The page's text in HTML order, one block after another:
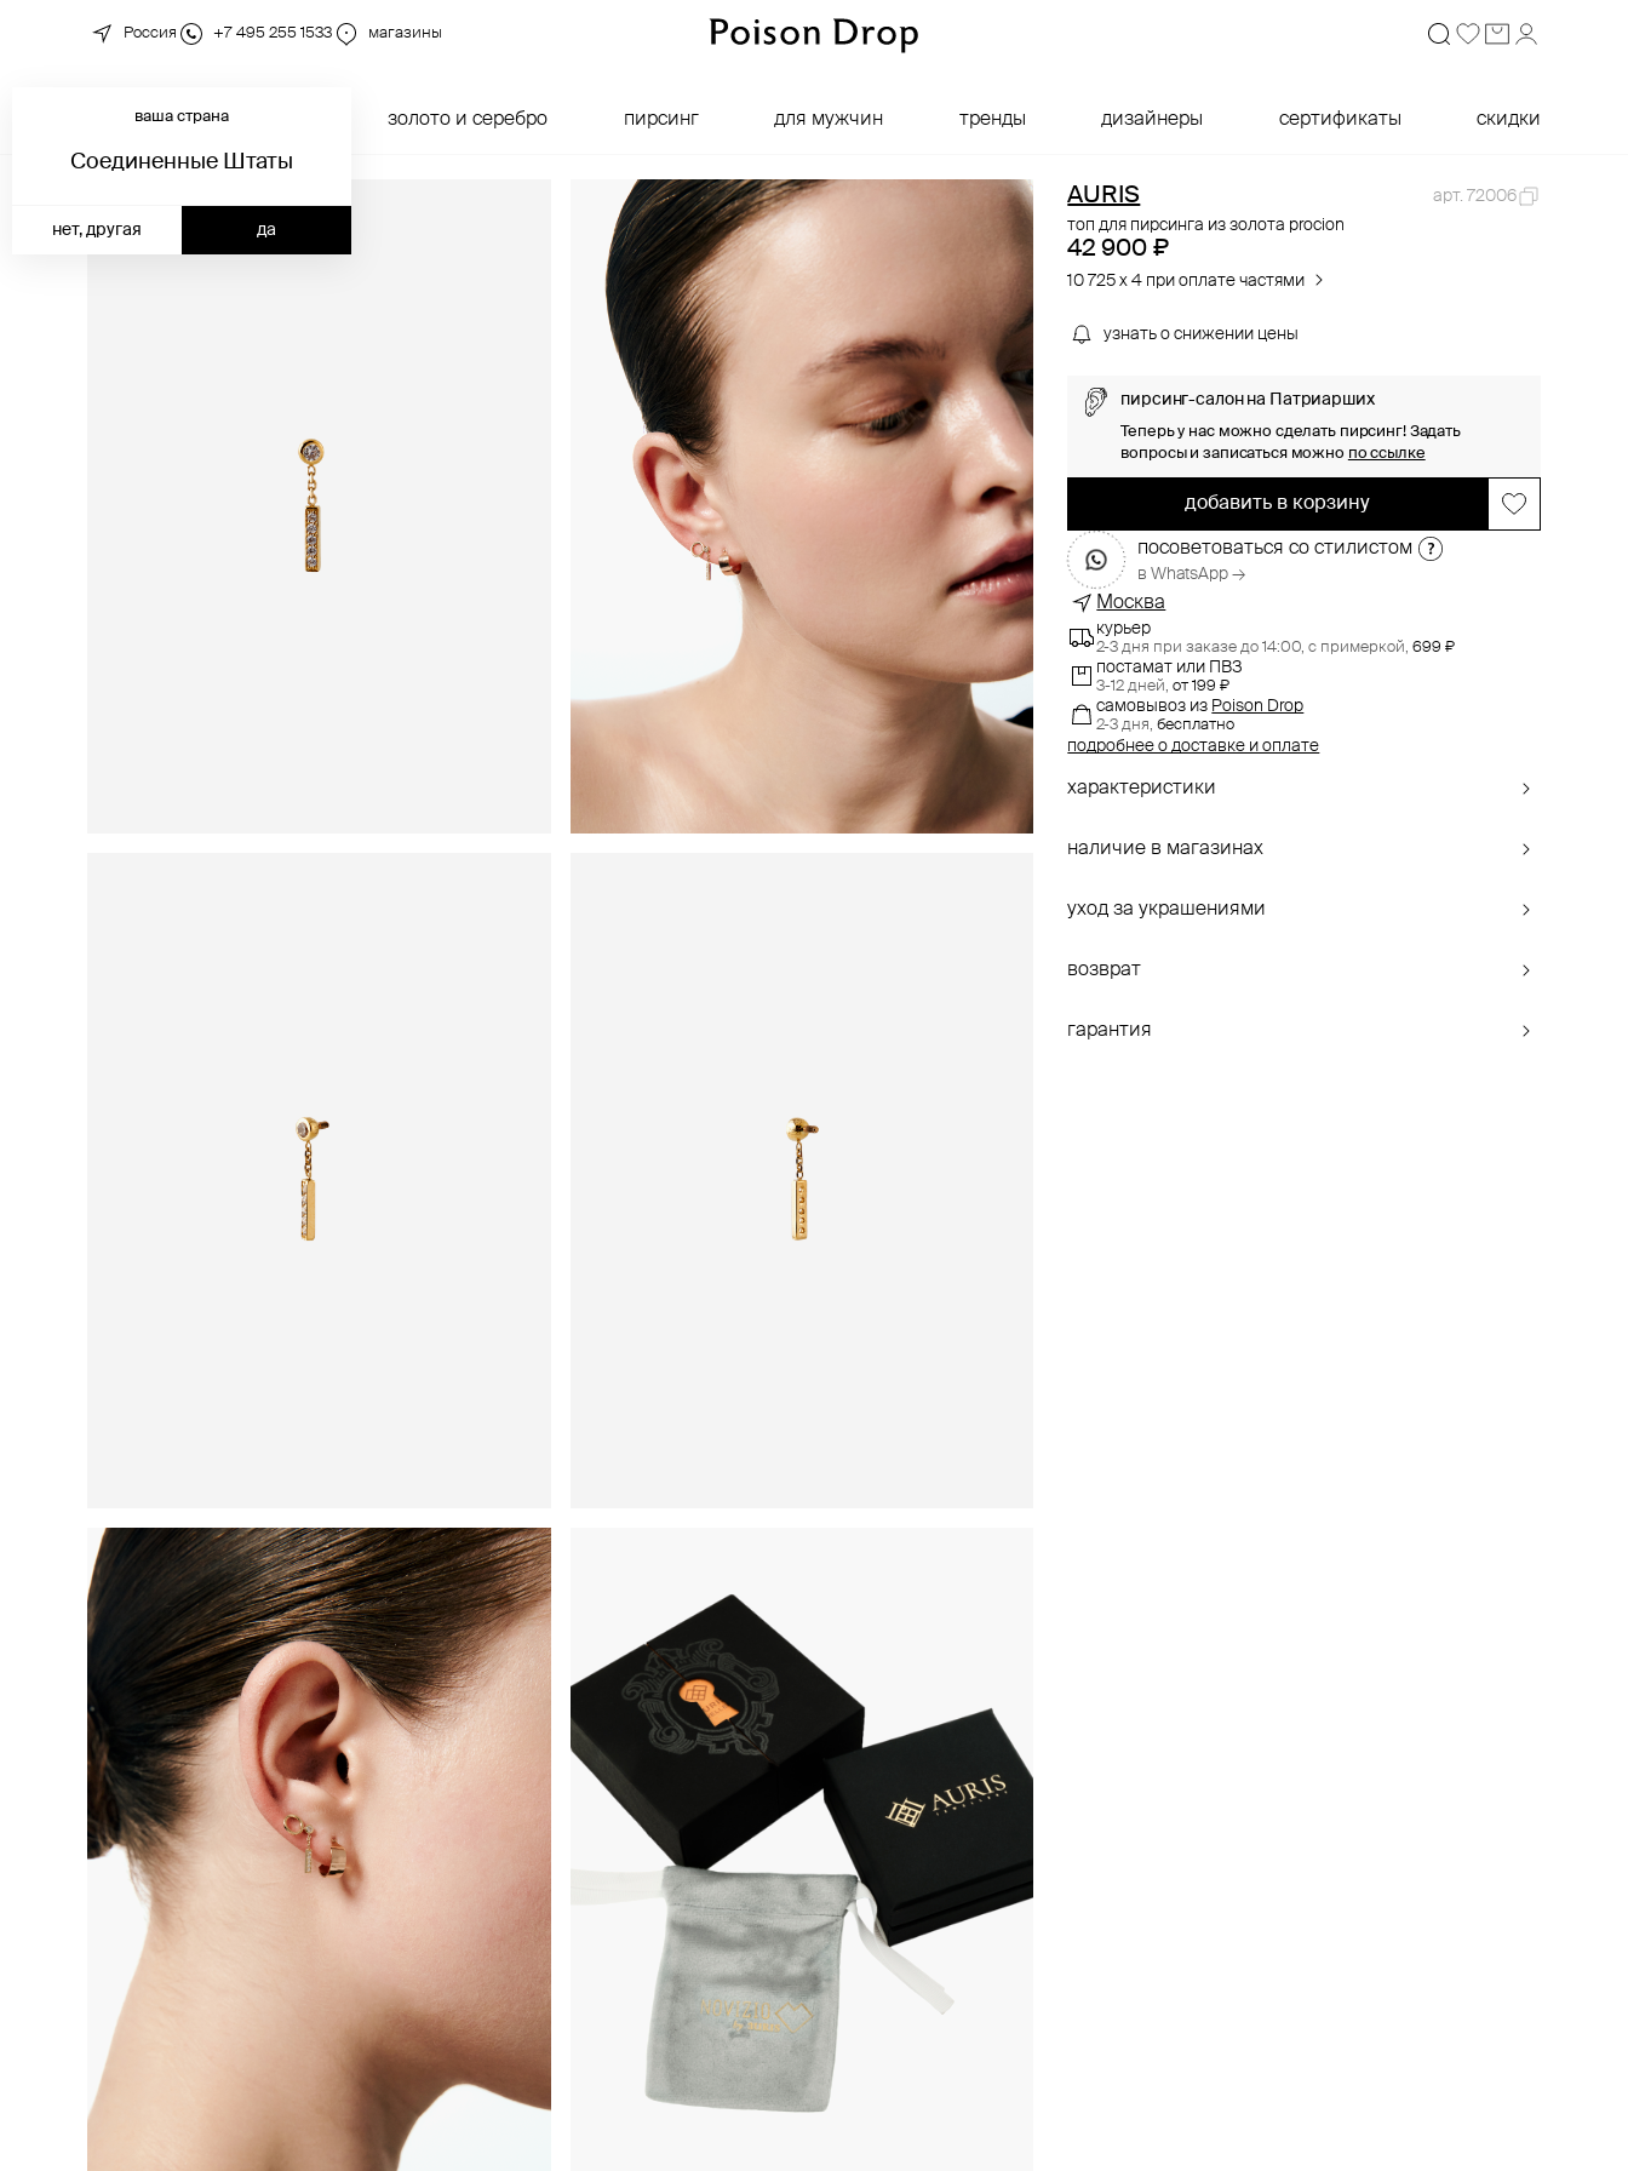
Россия +7 495 255 1533 магазины
новинки золото и серебро пирсинг для мужчин тренды дизайнеры сертификаты скидки
ваша страна
Соединенные Штаты
да
нет, другая
AURIS
арт. 72006
топ для пирсинга из золота procion
42 900 ₽
10 725 x 4 при оплате частями
узнать о снижении цены
пирсинг-салон на Патриарших
Теперь у нас можно сделать пирсинг! Задать
вопросы и записаться можно по ссылке
добавить в корзину
посоветоваться со стилистом
в WhatsApp →
Москва
курьер
2-3 дня при заказе до 14:00,с примеркой, 699 ₽
постамат или ПВЗ
3-12 дней,от 199 ₽
самовывоз из Poison Drop
2-3 дня,бесплатно
подробнее о доставке и оплате
характеристики
наличие в магазинах
уход за украшениями
возврат
гарантия